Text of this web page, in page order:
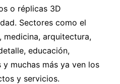
o réplicas 3D
Sectores como el
medicina, arquitectura,
educación,
muchas más ya ven los
y servicios.